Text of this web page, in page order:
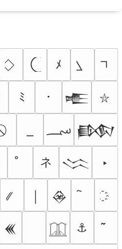
ﾒ
ﾐ ･ 𒍫 ⛥
؄ 𒁃
ネ 𒈱 ‣
𒊲
𒌍 𓉳 ⚓